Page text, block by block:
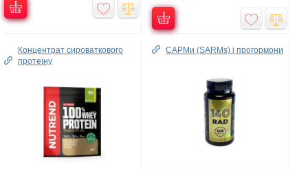
Концентрат сироваткового
протеїну
САРМи (SARMs) і прогормони